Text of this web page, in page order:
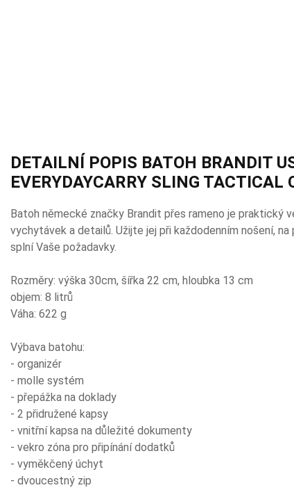
DETAILNÍ POPIS BATOH BRANDIT
EVERYDAYCARRY SLING TACTICAL
Batoh německé značky Brandit přes rameno je praktický
vychytávek a detailů. Užijte jej při každodenním nošení,
splní Vaše požadavky.
Rozměry: výška 30cm, šířka 22 cm, hloubka 13 cm
objem: 8 litrů
Váha: 622 g
Výbava batohu:
- organizér
- molle systém
- přepážka na doklady
- 2 přidružené kapsy
- vnitřní kapsa na důležité dokumenty
- vekro zóna pro připínání dodatků
- vyměkčený úchyt
- dvoucestný zip